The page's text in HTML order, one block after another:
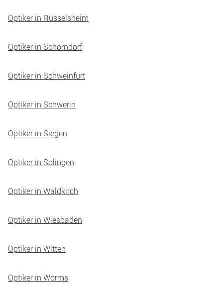
Optiker in Rüsselsheim
Optiker in Schorndorf
Optiker in Schweinfurt
Optiker in Schwerin
Optiker in Siegen
Optiker in Solingen
Optiker in Waldkirch
Optiker in Wiesbaden
Optiker in Witten
Optiker in Worms